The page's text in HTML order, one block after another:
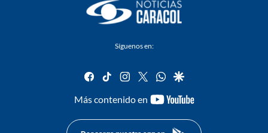
Síguenos en:
facebook
tiktok instagram
twitterwhatsapp
google
Más contenido en
youtube-